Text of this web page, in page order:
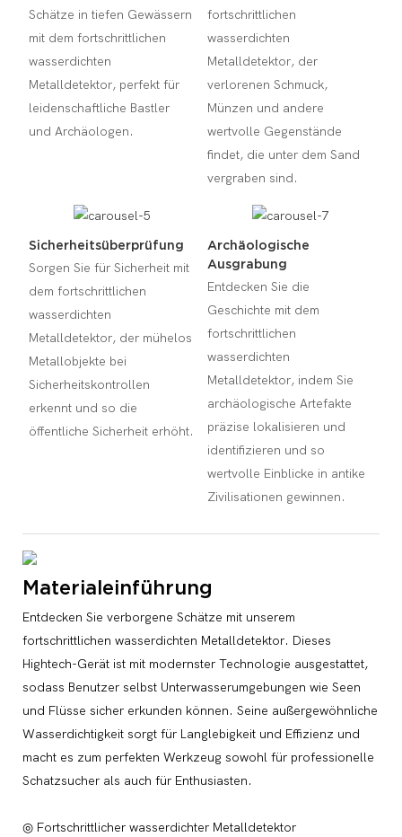
Schätze in tiefen Gewässern
mit dem fortschrittlichen
wasserdichten
Metalldetektor, perfekt für
leidenschaftliche Bastler
und Archäologen.
fortschrittlichen
wasserdichten
Metalldetektor, der
verlorenen Schmuck,
Münzen und andere
wertvolle Gegenstände
findet, die unter dem Sand
vergraben sind.
Sicherheitsüberprüfung
Sorgen Sie für Sicherheit mit
dem fortschrittlichen
wasserdichten
Metalldetektor, der mühelos
Metallobjekte bei
Sicherheitskontrollen
erkennt und so die
öffentliche Sicherheit erhöht.
Archäologische
Ausgrabung
Entdecken Sie die
Geschichte mit dem
fortschrittlichen
wasserdichten
Metalldetektor, indem Sie
archäologische Artefakte
präzise lokalisieren und
identifizieren und so
wertvolle Einblicke in antike
Zivilisationen gewinnen.
Materialeinführung
Entdecken Sie verborgene Schätze mit unserem
fortschrittlichen wasserdichten Metalldetektor. Dieses
Hightech-Gerät ist mit modernster Technologie ausgestattet,
sodass Benutzer selbst Unterwasserumgebungen wie Seen
und Flüsse sicher erkunden können. Seine außergewöhnliche
Wasserdichtigkeit sorgt für Langlebigkeit und Effizienz und
macht es zum perfekten Werkzeug sowohl für professionelle
Schatzsucher als auch für Enthusiasten.
◎ Fortschrittlicher wasserdichter Metalldetektor